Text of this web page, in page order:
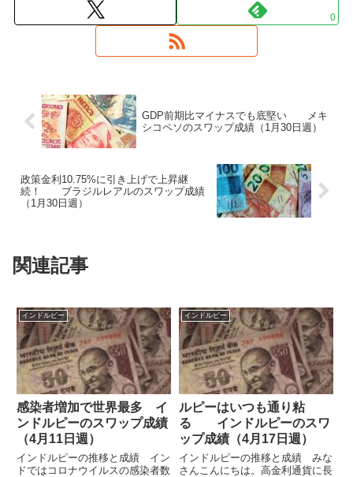
0
GDP前期比マイナスでも底堅い メキ
シコペソのスワップ成績（1月30日週）
政策金利10.75%に引き上げで上昇継
続！ ブラジルレアルのスワップ成績
（1月30日週）
関連記事
インドルピー
感染者増加で世界最多 イ
ンドルピーのスワップ成績
（4月11日週）
インドルピーの推移と成績 イン
ドではコロナウイルスの感染者数
インドルピー
ルピーはいつも通り粘
る インドルピーのスワ
ップ成績（4月17日週）
インドルピーの推移と成績 みな
さんこんにちは。高金利通貨に長